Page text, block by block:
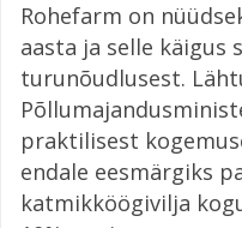
Rohefarm on
aasta ja selle käigus
turunõudlusest.
praktilisest
endale eesmärgiks
katmikköögivilja